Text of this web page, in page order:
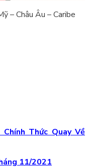
– Châu Âu – Caribe
Thức Quay Về
11/2021